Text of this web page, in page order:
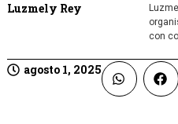
Luzmely Rey
con
agosto 1, 2025